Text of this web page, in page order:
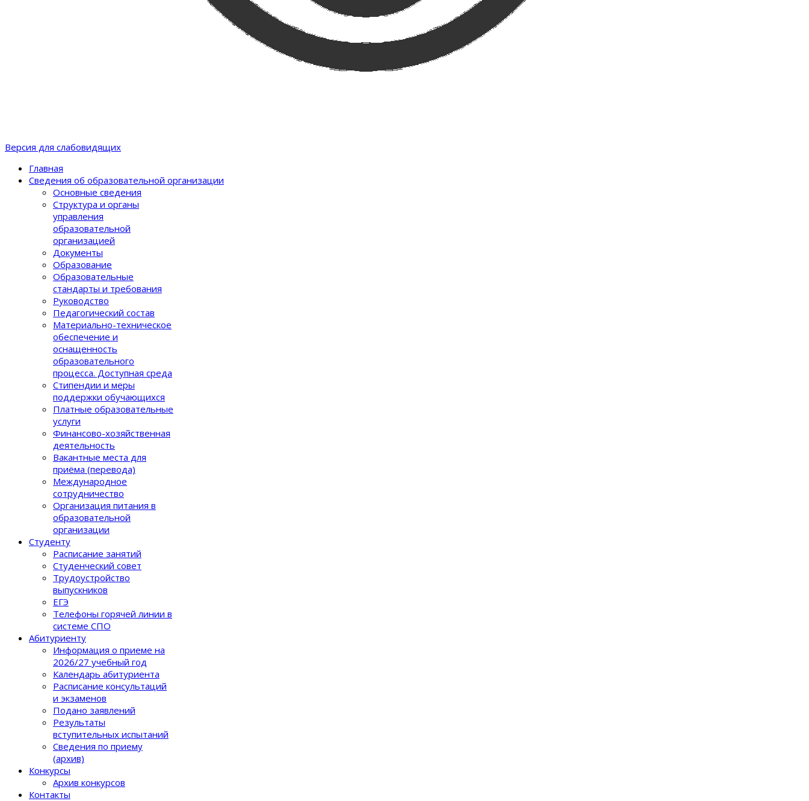
Версия для слабовидящих
Главная
Сведения об образовательной организации
Основные сведения
Структура и органы
управления
образовательной
организацией
Документы
Образование
Образовательные
стандарты и требования
Руководство
Педагогический состав
Материально-техническое
обеспечение и
оснащенность
образовательного
процеcса. Доступная среда
Стипендии и меры
поддержки обучающихся
Платные образовательные
услуги
Финансово-хозяйственная
деятельность
Вакантные места для
приёма (перевода)
Международное
сотрудничество
Организация питания в
образовательной
организации
Студенту
Расписание занятий
Студенческий совет
Трудоустройство
выпускников
ЕГЭ
Телефоны горячей линии в
системе СПО
Абитуриенту
Информация о приеме на
2026/27 учебный год
Календарь абитуриента
Расписание консультаций
и экзаменов
Подано заявлений
Результаты
вступительных испытаний
Сведения по приему
(архив)
Конкурсы
Архив конкурсов
Контакты